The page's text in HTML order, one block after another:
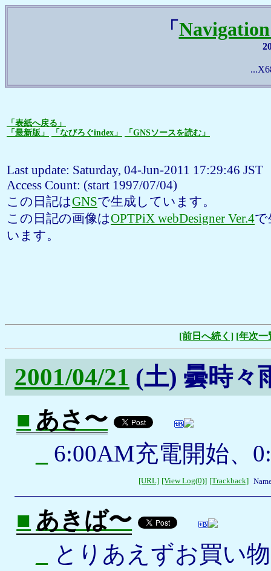
「
「表紙へ戻る」
「最新版」
「なびろぐindex」 「GNSソースを読む」
Last update: Saturday, 04-Jun-2011 17:29:46 JST
Access Count: (start 1997/07/04)
この日記はGNSで生成しています。
この日記の画像はOPTPiX webDesigner Ver.4で
います。
[前日へ続く] [年次一
2001/04/21 (土) 曇時々
■ あさ〜
6:00AM充電開始、
[URL] [View Log(0)] [Trackback]
■ あきば〜
とりあえずお買い